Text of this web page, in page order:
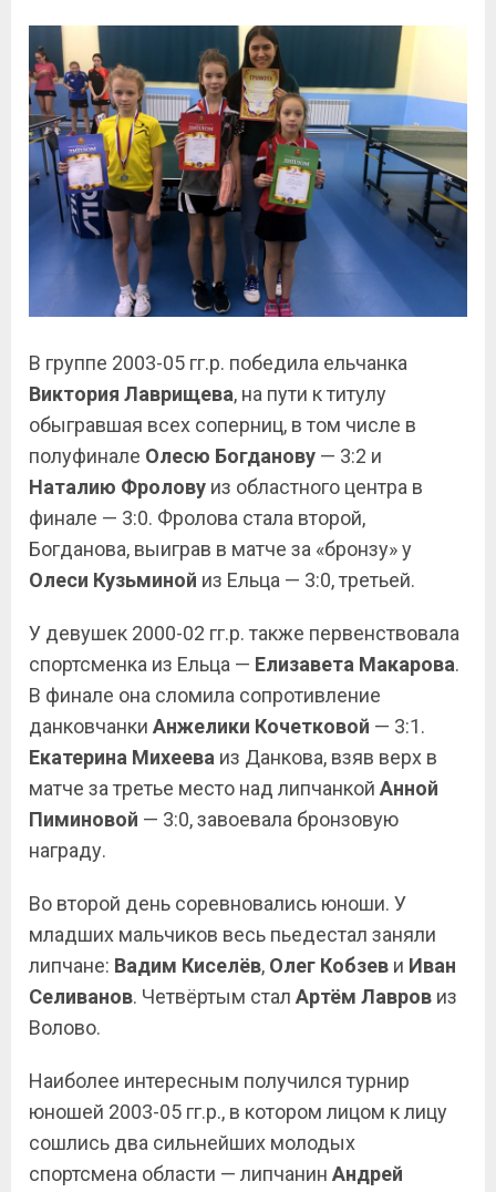
В группе 2003-05 гг.р. победила ельчанка
Виктория Лаврищева, на пути к титулу
обыгравшая всех соперниц, в том числе в
полуфинале Олесю Богданову — 3:2 и
Наталию Фролову из областного центра в
финале — 3:0. Фролова стала второй,
Богданова, выиграв в матче за «бронзу» у
Олеси Кузьминой из Ельца — 3:0, третьей.
У девушек 2000-02 гг.р. также первенствовала
спортсменка из Ельца — Елизавета Макарова.
В финале она сломила сопротивление
данковчанки Анжелики Кочетковой — 3:1.
Екатерина Михеева из Данкова, взяв верх в
матче за третье место над липчанкой Анной
Пиминовой — 3:0, завоевала бронзовую
награду.
Во второй день соревновались юноши. У
младших мальчиков весь пьедестал заняли
липчане: Вадим Киселёв, Олег Кобзев и Иван
Селиванов. Четвёртым стал Артём Лавров из
Волово.
Наиболее интересным получился турнир
юношей 2003-05 гг.р., в котором лицом к лицу
сошлись два сильнейших молодых
спортсмена области — липчанин Андрей